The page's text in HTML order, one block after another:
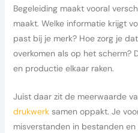
Begeleiding maakt vooral
maakt. Welke informatie krijgt
past bij je merk? Hoe zorg je
overkomen als op het scherm?
en productie elkaar raken.
Juist daar zit de meerwaarde
drukwerksamen oppakt. Je
misverstanden in bestanden